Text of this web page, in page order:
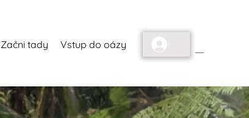
Začni tady Vstup do oázy